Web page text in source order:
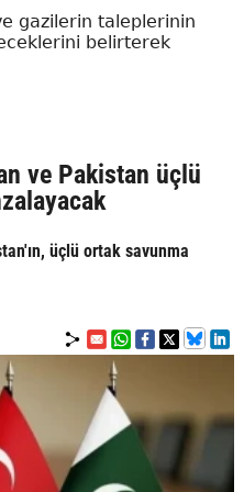
gazilerin taleplerinin
belirterek
ve Pakistan üçlü
üçlü ortak savunma